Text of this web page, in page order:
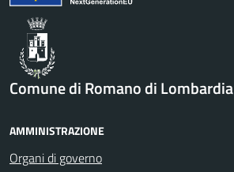
Comune di Romano di Lombardia
AMMINISTRAZIONE
Organi di governo